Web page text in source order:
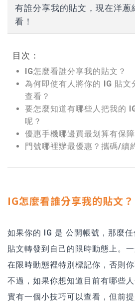
有誰分享我的貼文，現在洋蔥
看！
目次：
IG怎麼看誰分享我的貼文？
為何即使有人將你的 IG 貼文
查看？
要怎麼知道有哪些人把我的
呢？
優惠手機哪邊買最划算有保障
門號哪裡辦最優惠？攜碼/續
IG怎麼看誰分享我的貼文？
如果你的 IG 是 公開帳號，那麼
貼文轉發到自己的限時動態上。
在限時動態裡特別標記你，否則你
不過，如果你想知道目前有哪些
實有一個小技巧可以查看，但前